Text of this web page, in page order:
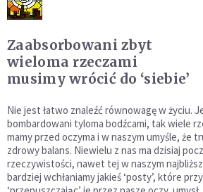
Zaabsorbowani zbyt
wieloma rzeczami
musimy wrócić do ‘siebie’
Nie jest łatwo znaleźć równowagę w życiu.
bombardowani tyloma bodźcami, tak wiele
mamy przed oczyma i w naszym umyśle, że
zdrowy balans. Niewielu z nas ma dzisiaj
rzeczywistości, nawet tej w naszym
bardziej wchłaniamy jakieś ‘posty’, które